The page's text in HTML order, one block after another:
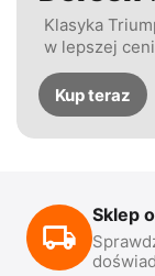
Klasyka
w lepszej
Kup teraz
Sklep